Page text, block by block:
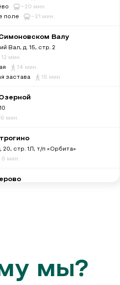
~20 мин.
поле
~21 мин.
Валу
Вал, д. 15, стр. 2
12 мин.
14 мин.
застава
15 мин.
мин.
20, стр. 1Л, т/п «Орбита»
6 мин.
(временно
мы?